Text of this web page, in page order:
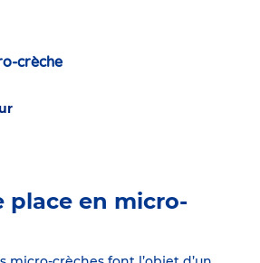
crèche
place en micro-